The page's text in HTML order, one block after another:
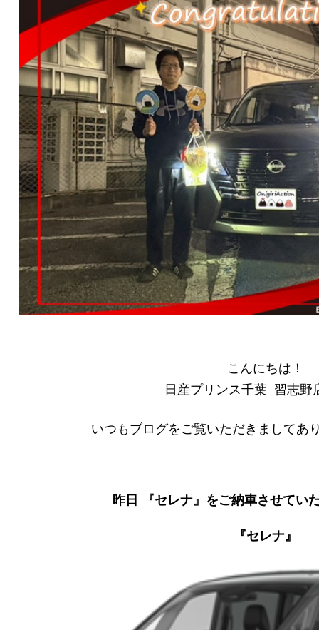
こんにちは！
日産プリンス千葉 習志野
いつもブログをご覧いただきましてあ
昨日 『セレナ』をご納車させてい
『セレナ』